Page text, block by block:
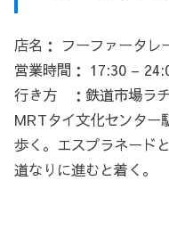
店名： フーファータ
営業時間： 17:30 –
行き方 ：鉄道市場ラ
MRTタイ文化センター
歩く。エスプラネード
道なりに進むと着く。